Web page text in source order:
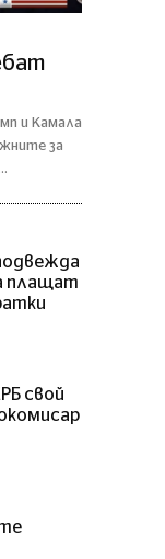
и Камала
за
плащат
свой